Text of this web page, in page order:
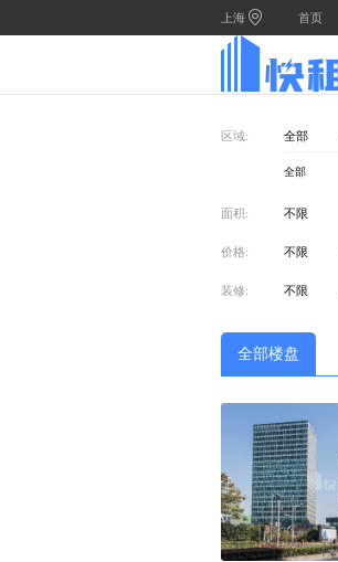
上海 首页
区域: 全部
全部
面积: 不限
价格: 不限
装修: 不限
全部楼盘